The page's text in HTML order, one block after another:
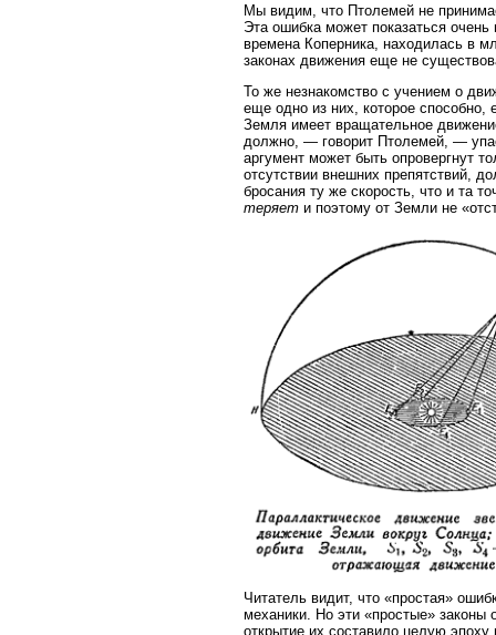
Мы видим, что Птолемей не
Эта ошибка может показаться
времена Коперника, находилась в
законах движения еще не
То же незнакомство с учением о
еще одно из них, которое способно,
Земля имеет вращательное
должно, — говорит Птолемей, —
аргумент может быть опровергнут
отсутствии внешних препятствий,
бросания ту же скорость, что и та
теряет и поэтому от Земли не
Читатель видит, что «простая»
механики. Но эти «простые»
открытие их составило целую